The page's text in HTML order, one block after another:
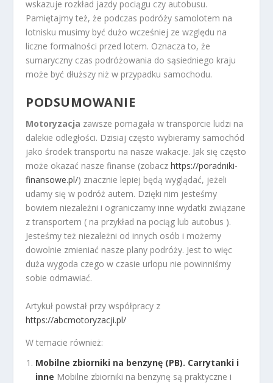
wskazuje rozkład jazdy pociągu czy autobusu.
Pamiętajmy też, że podczas podróży samolotem na
lotnisku musimy być dużo wcześniej ze względu na
liczne formalności przed lotem. Oznacza to, że
sumaryczny czas podróżowania do sąsiedniego kraju
może być dłuższy niż w przypadku samochodu.
PODSUMOWANIE
Motoryzacja zawsze pomagała w transporcie ludzi na
dalekie odległości. Dzisiaj często wybieramy samochód
jako środek transportu na nasze wakacje. Jak się często
może okazać nasze finanse (zobaczhttps://poradniki-
finansowe.pl/) znacznie lepiej będą wyglądać, jeżeli
udamy się w podróż autem. Dzięki nim jesteśmy
bowiem niezależni i ograniczamy inne wydatki związane
z transportem ( na przykład na pociąg lub autobus ).
Jesteśmy też niezależni od innych osób i możemy
dowolnie zmieniać nasze plany podróży. Jest to więc
duża wygoda czego w czasie urlopu nie powinniśmy
sobie odmawiać.
Artykuł powstał przy współpracy z
https://abcmotoryzacji.pl/
W temacie również:
Mobilne zbiorniki na benzynę (PB). Carrytanki i
inne Mobilne zbiorniki na benzynę są praktyczne i